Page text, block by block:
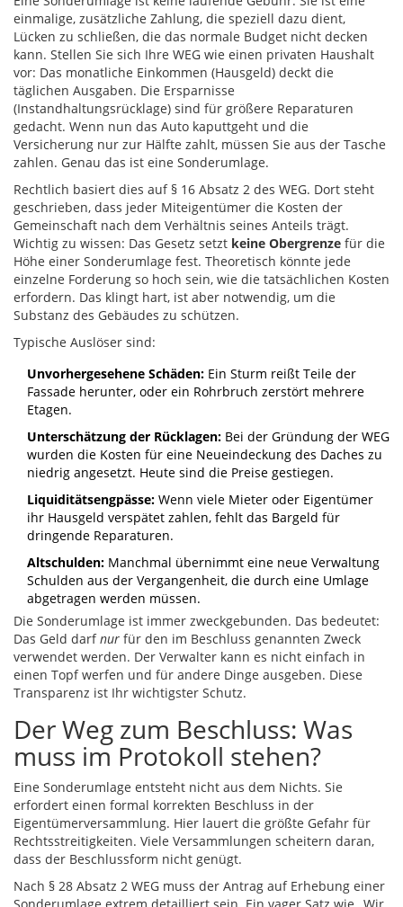
einmalige, zusätzliche Zahlung, die speziell dazu dient,
Lücken zu schließen, die das normale Budget nicht decken
kann. Stellen Sie sich Ihre WEG wie einen privaten Haushalt
vor: Das monatliche Einkommen (Hausgeld) deckt die
täglichen Ausgaben. Die Ersparnisse
(Instandhaltungsrücklage) sind für größere Reparaturen
gedacht. Wenn nun das Auto kaputtgeht und die
Versicherung nur zur Hälfte zahlt, müssen Sie aus der Tasche
zahlen. Genau das ist eine Sonderumlage.
Rechtlich basiert dies auf § 16 Absatz 2 des WEG. Dort steht
geschrieben, dass jeder Miteigentümer die Kosten der
Gemeinschaft nach dem Verhältnis seines Anteils trägt.
Wichtig zu wissen: Das Gesetz setzt keine Obergrenze für die
Höhe einer Sonderumlage fest. Theoretisch könnte jede
einzelne Forderung so hoch sein, wie die tatsächlichen Kosten
erfordern. Das klingt hart, ist aber notwendig, um die
Substanz des Gebäudes zu schützen.
Typische Auslöser sind:
Unvorhergesehene Schäden: Ein Sturm reißt Teile der
Fassade herunter, oder ein Rohrbruch zerstört mehrere
Etagen.
Unterschätzung der Rücklagen: Bei der Gründung der WEG
wurden die Kosten für eine Neueindeckung des Daches zu
niedrig angesetzt. Heute sind die Preise gestiegen.
Liquiditätsengpässe: Wenn viele Mieter oder Eigentümer
ihr Hausgeld verspätet zahlen, fehlt das Bargeld für
dringende Reparaturen.
Altschulden: Manchmal übernimmt eine neue Verwaltung
Schulden aus der Vergangenheit, die durch eine Umlage
abgetragen werden müssen.
Die Sonderumlage ist immer zweckgebunden. Das bedeutet:
Das Geld darfnur für den im Beschluss genannten Zweck
verwendet werden. Der Verwalter kann es nicht einfach in
einen Topf werfen und für andere Dinge ausgeben. Diese
Transparenz ist Ihr wichtigster Schutz.
Der Weg zum Beschluss: Was
muss im Protokoll stehen?
Eine Sonderumlage entsteht nicht aus dem Nichts. Sie
erfordert einen formal korrekten Beschluss in der
Eigentümerversammlung. Hier lauert die größte Gefahr für
Rechtsstreitigkeiten. Viele Versammlungen scheitern daran,
dass der Beschlussform nicht genügt.
Nach § 28 Absatz 2 WEG muss der Antrag auf Erhebung einer